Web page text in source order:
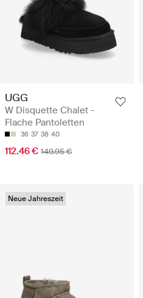
UGG
W Disquette Chalet -
Flache Pantoletten
36 37 38 40
112.46 € 149.95 €
Neue Jahreszeit